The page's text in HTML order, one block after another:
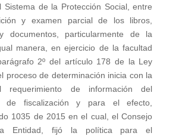
Sistema de la Protección Social, entre
y examen parcial de los libros,
documentos, particularmente de la
manera, en ejercicio de la facultad
2º del artículo 178 de la Ley
proceso de determinación inicia con la
requerimiento de información del
de fiscalización y para el efecto,
1035 de 2015 en el cual, el Consejo
Entidad, fijó la política para el